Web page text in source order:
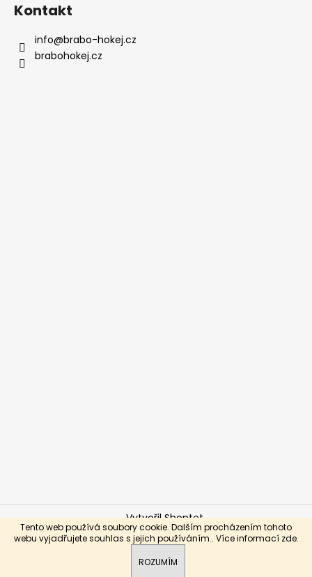
Tento web používá soubory cookie. Dalším procházením tohoto
webu vyjadřujete souhlas s jejich používáním.. Více informací zde.
ROZUMÍM
Kontakt
info@brabo-hokej.cz
brabohokej.cz
Vytvořil Shoptet
Copyright 2026Brabo-hokej.cz. Všechna práva